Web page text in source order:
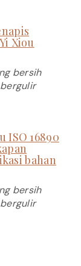
Xiou
bersih
ISO 16890
bahan
bersih